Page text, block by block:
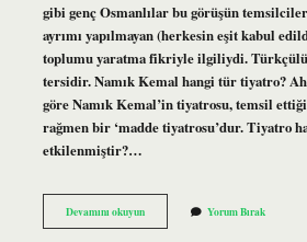
gibi genç Osmanlılar bu görüşün
ayrımı yapılmayan (herkesin eşit kabul
toplumu yaratma fikriyle ilgiliydi.
tersidir. Namık Kemal hangi tür tiyatro?
göre Namık Kemal’in tiyatrosu, temsil
rağmen bir ‘madde tiyatrosu’dur. Tiyatro
etkilenmiştir?…
Devamını okuyunNamık
Kemal
Yorum Bırak